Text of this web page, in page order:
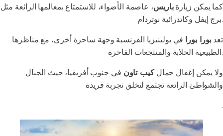
كما يمكن زيارةباريس، عاصمة الأضواء، للاستمتاع بمعالمها الرائعة مثل
برج إيفل وكاتدرائية نوتردام.
تعد بورا بورا في بولينيزيا الفرنسية وجهة ساحرة أخرى، مع مناظرها
الطبيعية الخلابة والمنتجعات الفاخرة.
ولا يمكن إغفال جمالكيب تاون في جنوب أفريقيا، حيث الجبال
والشواطئ الرائعة تجتمع لتخلق تجربة فريدة
.